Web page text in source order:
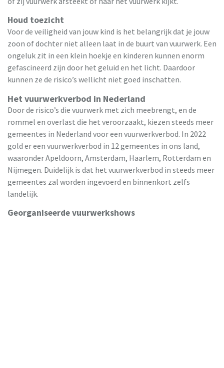
Houd toezicht
Voor de veiligheid van jouw kind is het belangrijk dat je jouw
zoon of dochter niet alleen laat in de buurt van vuurwerk. Een
ongeluk zit in een klein hoekje en kinderen kunnen enorm
gefascineerd zijn door het geluid en het licht. Daardoor
kunnen ze de risico’s wellicht niet goed inschatten.
Het vuurwerkverbod in Nederland
Door de risico’s die vuurwerk met zich meebrengt, en de
rommel en overlast die het veroorzaakt, kiezen steeds meer
gemeentes in Nederland voor een vuurwerkverbod. In 2022
gold er een vuurwerkverbod in 12 gemeentes in ons land,
waaronder Apeldoorn, Amsterdam, Haarlem, Rotterdam en
Nijmegen. Duidelijk is dat het vuurwerkverbod in steeds meer
gemeentes zal worden ingevoerd en binnenkort zelfs
landelijk.
Georganiseerde vuurwerkshows